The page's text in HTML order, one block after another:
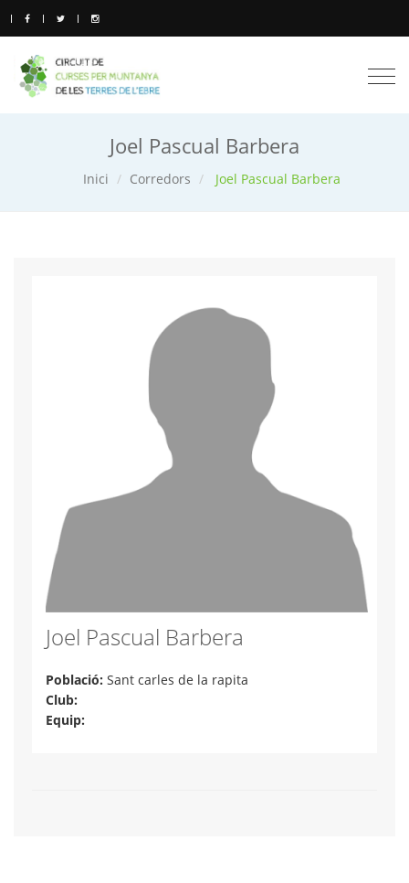
Joel Pascual Barbera
Inici Corredors Joel Pascual Barbera
Joel Pascual Barbera
Població: Sant carles de la rapita
Club:
Equip: